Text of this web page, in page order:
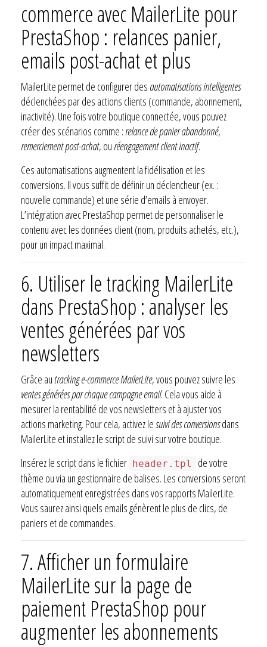
commerce avec MailerLite pour
PrestaShop : relances panier,
emails post-achat et plus
MailerLite permet de configurer des automatisations intelligentes
déclenchées par des actions clients (commande, abonnement,
inactivité). Une fois votre boutique connectée, vous pouvez
créer des scénarios comme : relance de panier abandonné,
remerciement post-achat, ou réengagement client inactif.
Ces automatisations augmentent la fidélisation et les
conversions. Il vous suffit de définir un déclencheur (ex. :
nouvelle commande) et une série d’emails à envoyer.
L’intégration avec PrestaShop permet de personnaliser le
contenu avec les données client (nom, produits achetés, etc.),
pour un impact maximal.
6. Utiliser le tracking MailerLite
dans PrestaShop : analyser les
ventes générées par vos
newsletters
Grâce autracking e-commerce MailerLite, vous pouvez suivre les
ventes générées par chaque campagne email. Cela vous aide à
mesurer la rentabilité de vos newsletters et à ajuster vos
actions marketing. Pour cela, activez lesuivi des conversionsdans
MailerLite et installez le script de suivi sur votre boutique.
Insérez le script dans le fichier header.tpl
de votre
thème ou via un gestionnaire de balises. Les conversions seront
automatiquement enregistrées dans vos rapports MailerLite.
Vous saurez ainsi quels emails génèrent le plus de clics, de
paniers et de commandes.
7.Afficher un formulaire
MailerLite sur la page de
paiement PrestaShop pour
augmenter les abonnements